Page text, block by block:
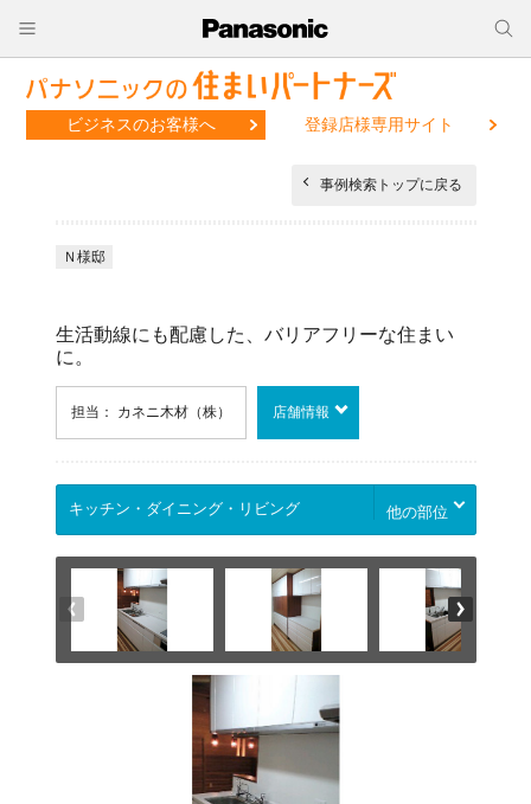
ビジネスのお客様へ 登録店様専用サイト
事例検索トップに戻る
Ｎ様邸
生活動線にも配慮した、バリアフリーな住まい
に。
担当： カネニ木材（株） 店舗情報
他の部位